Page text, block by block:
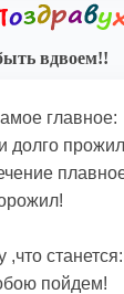
вдвоем!!
главное:
долго
станется:
пойдем!